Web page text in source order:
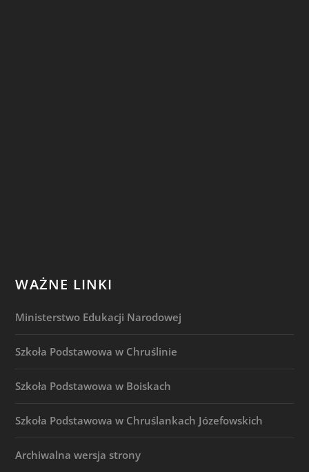
WAŻNE LINKI
Ministerstwo Edukacji Narodowej
Szkoła Podstawowa w Chruślinie
Szkoła Podstawowa w Boiskach
Szkoła Podstawowa w Chruślankach Józefowskich
Archiwalna wersja strony